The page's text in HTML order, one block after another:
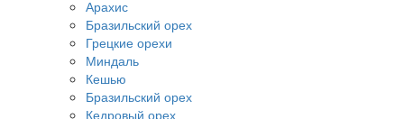
Арахис
Бразильский орех
Грецкие орехи
Миндаль
Кешью
Бразильский орех
Кедровый орех